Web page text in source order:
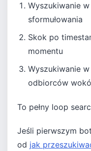
Wyszukiwanie
sformułowania
Skok po
momentu
Wyszukiwanie
odbiorców
To pełny loop
Jeśli pierwszym
od jak